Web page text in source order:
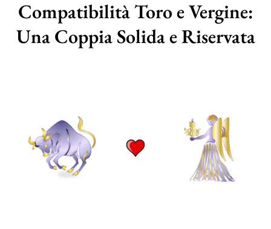
Compatibilità Toro e Vergine:
Una Coppia Solida e Riservata